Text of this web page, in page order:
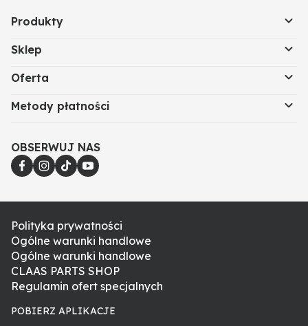
Produkty
Sklep
Oferta
Metody płatności
OBSERWUJ NAS
Polityka prywatności
Ogólne warunki handlowe
Ogólne warunki handlowe
CLAAS PARTS SHOP
Regulamin ofert specjalnych
POBIERZ APLIKACJE